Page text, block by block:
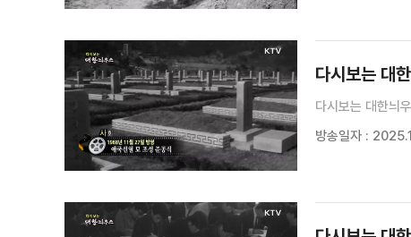
다시보는 대
다시보는 대한늬
방송일자 :